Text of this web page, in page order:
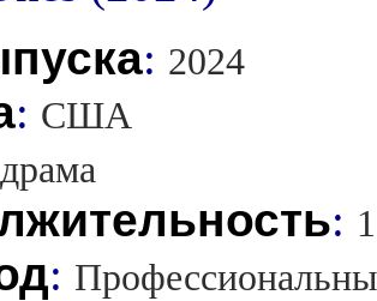
: 2024
: США
драма
:
: